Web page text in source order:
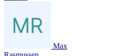
Max